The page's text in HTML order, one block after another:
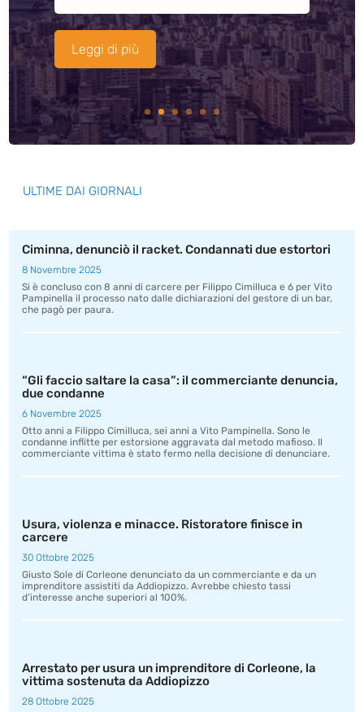
Leggi di più
può”, nel quartiere di Tommaso Natale, per
un laboratorio dedicato ai temi della
cittadinanza attiva e dell’impegno civile.
ULTIME DAI GIORNALI
Ciminna, denunciò il racket. Condannati due estortori
8 Novembre 2025
Si è concluso con 8 anni di carcere per Filippo Cimilluca e 6 per Vito
Pampinella il processo nato dalle dichiarazioni del gestore di un bar,
che pagò per paura.
“Gli faccio saltare la casa”: il commerciante denuncia,
due condanne
6 Novembre 2025
Otto anni a Filippo Cimilluca, sei anni a Vito Pampinella. Sono le
condanne inflitte per estorsione aggravata dal metodo mafioso. Il
commerciante vittima è stato fermo nella decisione di denunciare.
Usura, violenza e minacce. Ristoratore finisce in
carcere
30 Ottobre 2025
Giusto Sole di Corleone denunciato da un commerciante e da un
imprenditore assistiti da Addiopizzo. Avrebbe chiesto tassi
d’interesse anche superiori al 100%.
Arrestato per usura un imprenditore di Corleone, la
vittima sostenuta da Addiopizzo
28 Ottobre 2025